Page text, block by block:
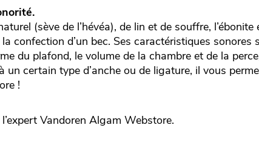
(sève de l’hévéa), de lin et de souffre, l’ébonite
confection d’un bec. Ses caractéristiques sonores
du plafond, le volume de la chambre et de la
certain type d’anche ou de ligature, il vous
!
Vandoren Algam Webstore.